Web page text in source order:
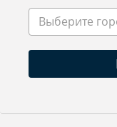
Выберите